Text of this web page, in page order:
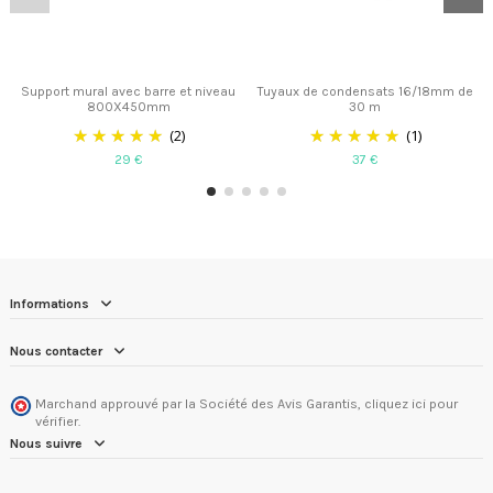
Support mural avec barre et niveau
800X450mm
(2)
29 €
Tuyaux de condensats 16/18mm de
30 m
(1)
37 €
Informations
Nous contacter
Marchand approuvé par la Société des Avis Garantis, cliquez ici pour
vérifier.
Nous suivre